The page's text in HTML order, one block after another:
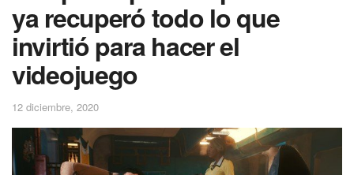
ya recuperó todo lo que
invirtió para hacer el
videojuego
12 diciembre, 2020